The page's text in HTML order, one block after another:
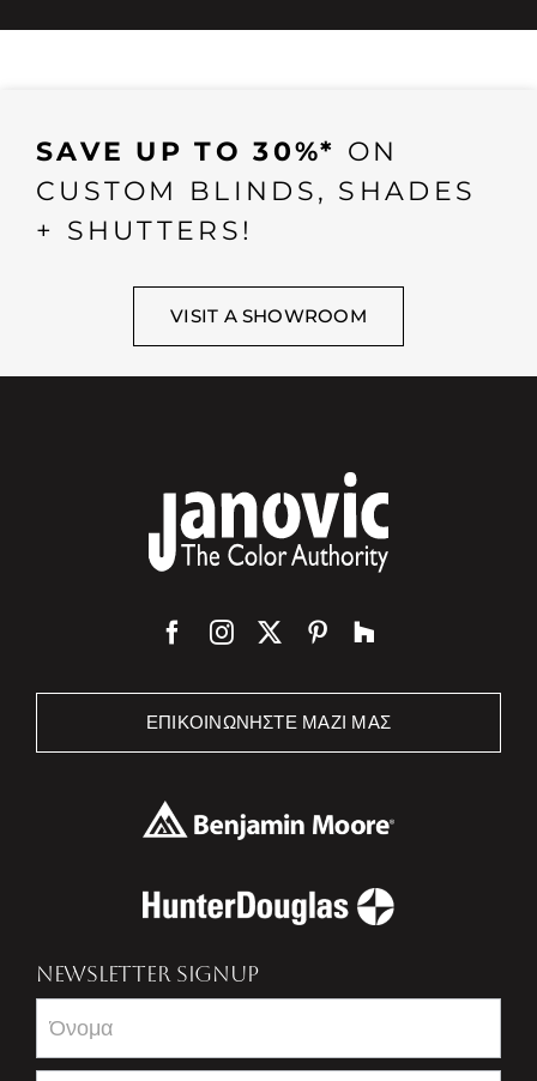
SAVE UP TO 30%* ON
CUSTOM BLINDS, SHADES
+ SHUTTERS!
VISIT A SHOWROOM
ΕΠΙΚΟΙΝΩΝΉΣΤΕ ΜΑΖΊ ΜΑΣ
NEWSLETTER SIGNUP
Newsletter